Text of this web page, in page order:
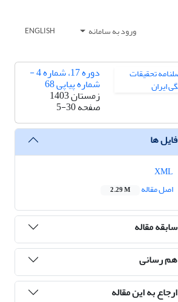
ورود به سامانه ENGLISH
دوره 17، شماره 4 -
شماره پیاپی 68
زمستان 1403
صفحه5-30
فایل ها
اصل مقاله
2.29 M
سابقه مقاله
هم رسانی
ارجاع به این مقاله